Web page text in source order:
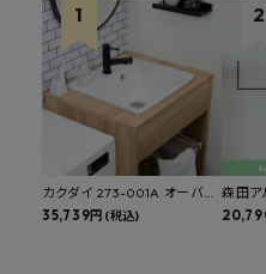
カクダイ 273-001A オーバー
カウンタースロップシンク 選
35,739円 (税込)
森田ア
け物干